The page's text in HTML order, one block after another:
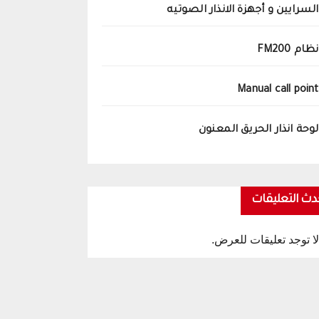
السرايين و أجهزة الانذار الصوتيه
نظام FM200
Manual call point
لوحة انذار الحريق المعنون
التعليقات
لا توجد تعليقات للعرض.